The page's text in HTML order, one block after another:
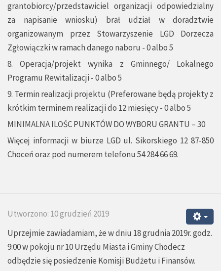
grantobiorcy/przedstawiciel organizacji odpowiedzialny
za napisanie wniosku) brał udział w doradztwie
organizowanym przez Stowarzyszenie LGD Dorzecza
Zgłowiączki w ramach danego naboru - 0 albo 5
8. Operacja/projekt wynika z Gminnego/ Lokalnego
Programu Rewitalizacji - 0 albo 5
9. Termin realizacji projektu (Preferowane będą projekty z
krótkim terminem realizacji do 12 miesięcy - 0 albo 5
MINIMALNA ILOŚC PUNKTÓW DO WYBORU GRANTU – 30
Więcej informacji w biurze LGD ul. Sikorskiego 12 87-850
Choceń oraz pod numerem telefonu 54 284 66 69.
Utworzono: 10 grudzień 2019
Uprzejmie zawiadamiam, że w dniu 18 grudnia 2019r. godz.
9:00 w pokoju nr 10 Urzędu Miasta i Gminy Chodecz
odbędzie się posiedzenie Komisji Budżetu i Finansów.